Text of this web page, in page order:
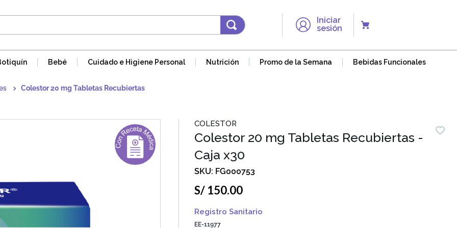
Iniciar
sesión
Bebé Cuidado e Higiene Personal Nutrición Promo de la Semana Bebidas Funcionales
Colestor 20 mg Tabletas Recubiertas
COLESTOR
Colestor 20 mg Tabletas Recubiertas -
Caja x30
FG000753
S/ 150.00
Registro Sanitario
EE-11977